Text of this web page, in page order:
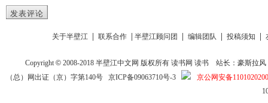
发表评论
关于半壁江 联系合作 半壁江顾问团 编辑团队 投稿须知
Copyright © 2008-2018半壁江中文网 版权所有读书网 读书
站长：豪斯拉风
（总）网出证（京）字第140号 京ICP备09063710号-3
京公网安备